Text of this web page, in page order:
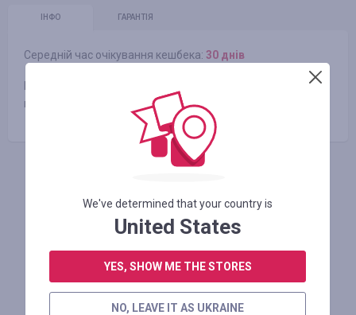
ІНФО ГАРАНТІЯ
Середній час очікування кешбека: 30 днів
Ми сфокусовані на надання широкого асортименту друку
на бавовні, домашнього декору і супутніх матеріалах.
Схожі магазини
We've determined that your country is
United States
YES, SHOW ME THE STORES
NO, LEAVE IT AS UKRAINE